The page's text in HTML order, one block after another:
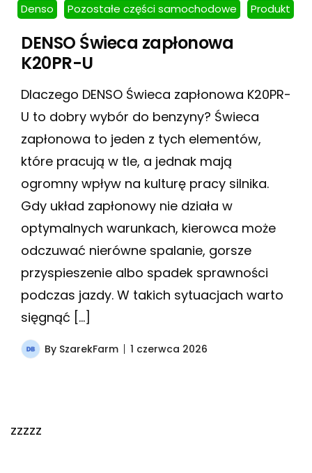
Denso Pozostałe części samochodowe Produkt
DENSO Świeca zapłonowa
K20PR-U
Dlaczego DENSO Świeca zapłonowa K20PR-
U to dobry wybór do benzyny? Świeca
zapłonowa to jeden z tych elementów,
które pracują w tle, a jednak mają
ogromny wpływ na kulturę pracy silnika.
Gdy układ zapłonowy nie działa w
optymalnych warunkach, kierowca może
odczuwać nierówne spalanie, gorsze
przyspieszenie albo spadek sprawności
podczas jazdy. W takich sytuacjach warto
sięgnąć […]
By SzarekFarm 1 czerwca 2026
zzzzz